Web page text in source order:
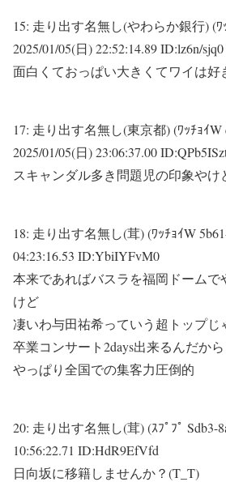
15: 走り出す名無し(やわらか銀行) (ﾜ
2025/01/05(日) 22:52:14.89 ID:lz6n/sjq0
面白くておっぱい大きくてワイは好
17: 走り出す名無し(東京都) (ﾜｯﾁｮｲW
2025/01/05(日) 23:06:37.00
スキャンダル多き問題児の印象やけ
18: 走り出す名無し(茸) (ﾜｯﾁｮｲW
04:23:16.53 ID:YbiIYFvM0
本来であればバスラを福岡ドーム
けど
凄いわ与田祐希っていう超トップじ
卒業コンサート2days出来るんだから
やっぱり全国での集客力圧倒的
20: 走り出す名無し(茸) (ｽﾌﾟﾌﾟ Sdb3-
10:56:22.71 ID:HdR9EfVfd
日向坂に移籍しませんか？(T_T)